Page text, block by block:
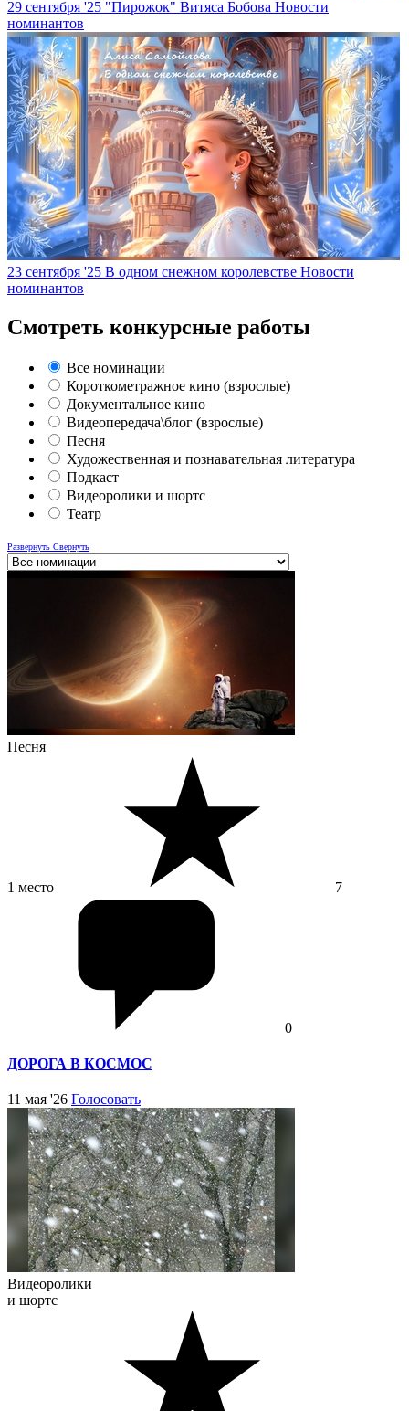
29 сентября '25 "Пирожок" Витяса Бобова Новости
номинантов
23 сентября '25 В одном снежном королевстве Новости
номинантов
Смотреть конкурсные работы
Все номинации
Короткометражное кино (взрослые)
Документальное кино
Видеопередача\блог (взрослые)
Песня
Художественная и познавательная литература
Подкаст
Видеоролики и шортс
Театр
Развернуть Свернуть
Песня
1 место 7
0
ДОРОГА В КОСМОС
11 мая '26 Голосовать
Видеоролики
и шортс